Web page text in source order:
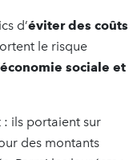
d’éviter des coûts
le risque
sociale et
: ils portaient sur
des montants